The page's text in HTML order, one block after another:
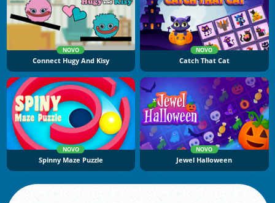
NOVO
Connect Hugy And Kisy
NOVO
Catch That Cat
NOVO
Spinny Maze Puzzle
NOVO
Jewel Halloween